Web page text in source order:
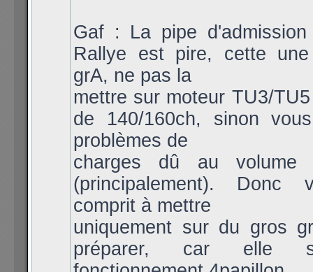
Gaf : La pipe
Rallye est pire, cette
grA, ne pas la
mettre sur moteur TU3/
de 140/160ch, sinon
problèmes de
charges dû au volume
(principalement). Donc
comprit à mettre
uniquement sur du gros
préparer, car elle